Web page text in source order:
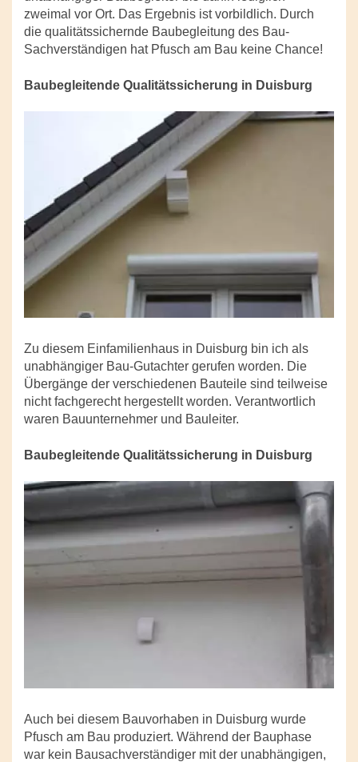
zweimal vor Ort. Das Ergebnis ist vorbildlich. Durch
die qualitätssichernde Baubegleitung des Bau-
Sachverständigen hat Pfusch am Bau keine Chance!
Baubegleitende Qualitätssicherung in Duisburg
Zu diesem Einfamilienhaus in Duisburg bin ich als
unabhängiger Bau-Gutachter gerufen worden. Die
Übergänge der verschiedenen Bauteile sind teilweise
nicht fachgerecht hergestellt worden. Verantwortlich
waren Bauunternehmer und Bauleiter.
Baubegleitende Qualitätssicherung in Duisburg
Auch bei diesem Bauvorhaben in Duisburg wurde
Pfusch am Bau produziert. Während der Bauphase
war kein Bausachverständiger mit der unabhängigen,